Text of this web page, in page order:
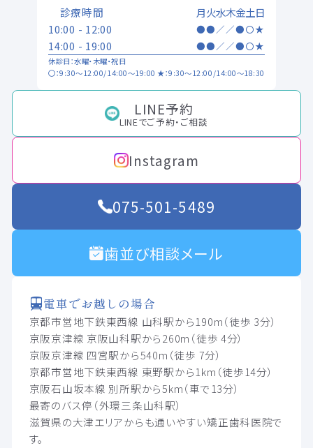
診療時間
月火水木金土日
10:00 - 12:00
●●／／●〇★
14:00 - 19:00 ●●／／●〇★
休診日：水曜・木曜・祝日
〇：9:30～12:00/14:00～19:00 ★：9:30～12:00/14:00～18:30
LINE予約
LINEでご予約・ご相談
Instagram
075-501-5489
歯並び相談メール
電車でお越しの場合
京都市営地下鉄東西線 山科駅から190m（徒歩 3分）
京阪京津線 京阪山科駅から260m（徒歩 4分）
京阪京津線 四宮駅から540m（徒歩 7分）
京都市営地下鉄東西線 東野駅から1km（徒歩14分）
京阪石山坂本線 別所駅から5km（車で13分）
最寄のバス停（外環三条山科駅）
滋賀県の大津エリアからも通いやすい矯正歯科医院で
す。